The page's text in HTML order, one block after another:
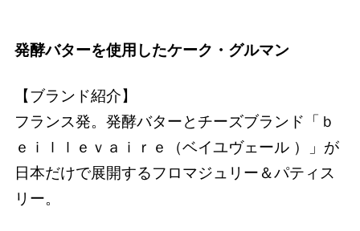
発酵バターを使用したケーク・グルマン
【ブランド紹介】
フランス発。発酵バターとチーズブランド「ｂ
ｅｉｌｌｅｖａｉｒｅ（ベイユヴェール ）」が
日本だけで展開するフロマジュリー＆パティス
リー。